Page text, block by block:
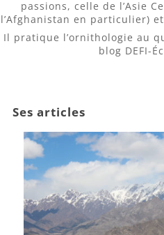
passions, celle de l’Asie
l’Afghanistan en particulier)
Il pratique l’ornithologie au
blog DEFI-
Ses articles